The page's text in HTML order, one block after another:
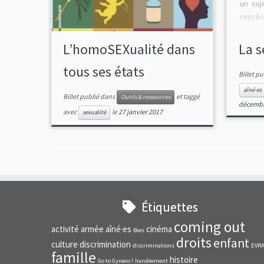
L’homoSEXualité dans
tous ses états
Billet publié dans Outils & ressources
et taggé
avec
sexualité le27 janvier 2017
un
en
Des
La
Billet
aîné·es
Étiquettes
activité armée aîné·es Bies cinéma coming out
culture discrimination discriminations droitsenfant
famille Go to Gyneco ! harcèlement histoire